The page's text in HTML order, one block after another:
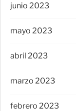
junio 2023
mayo 2023
abril 2023
marzo 2023
febrero 2023